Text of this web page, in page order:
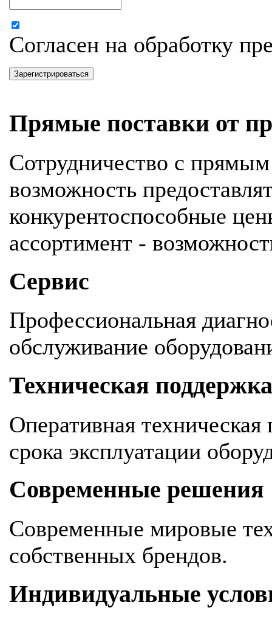
Согласен на обработку
Зарегистрироваться
Прямые поставки от
Сотрудничество с
возможность
конкурентоспособные
ассортимент -
Сервис
Профессиональная
обслуживание
Техническая поддержка
Оперативная техническая
срока эксплуатации
Современные решения
Современные мировые
собственных брендов.
Индивидуальные